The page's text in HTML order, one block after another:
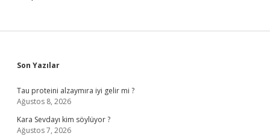
Sidebar
Son Yazılar
Tau proteini alzaymıra iyi gelir mi ?
Ağustos 8, 2026
Kara Sevdayı kim söylüyor ?
Ağustos 7, 2026